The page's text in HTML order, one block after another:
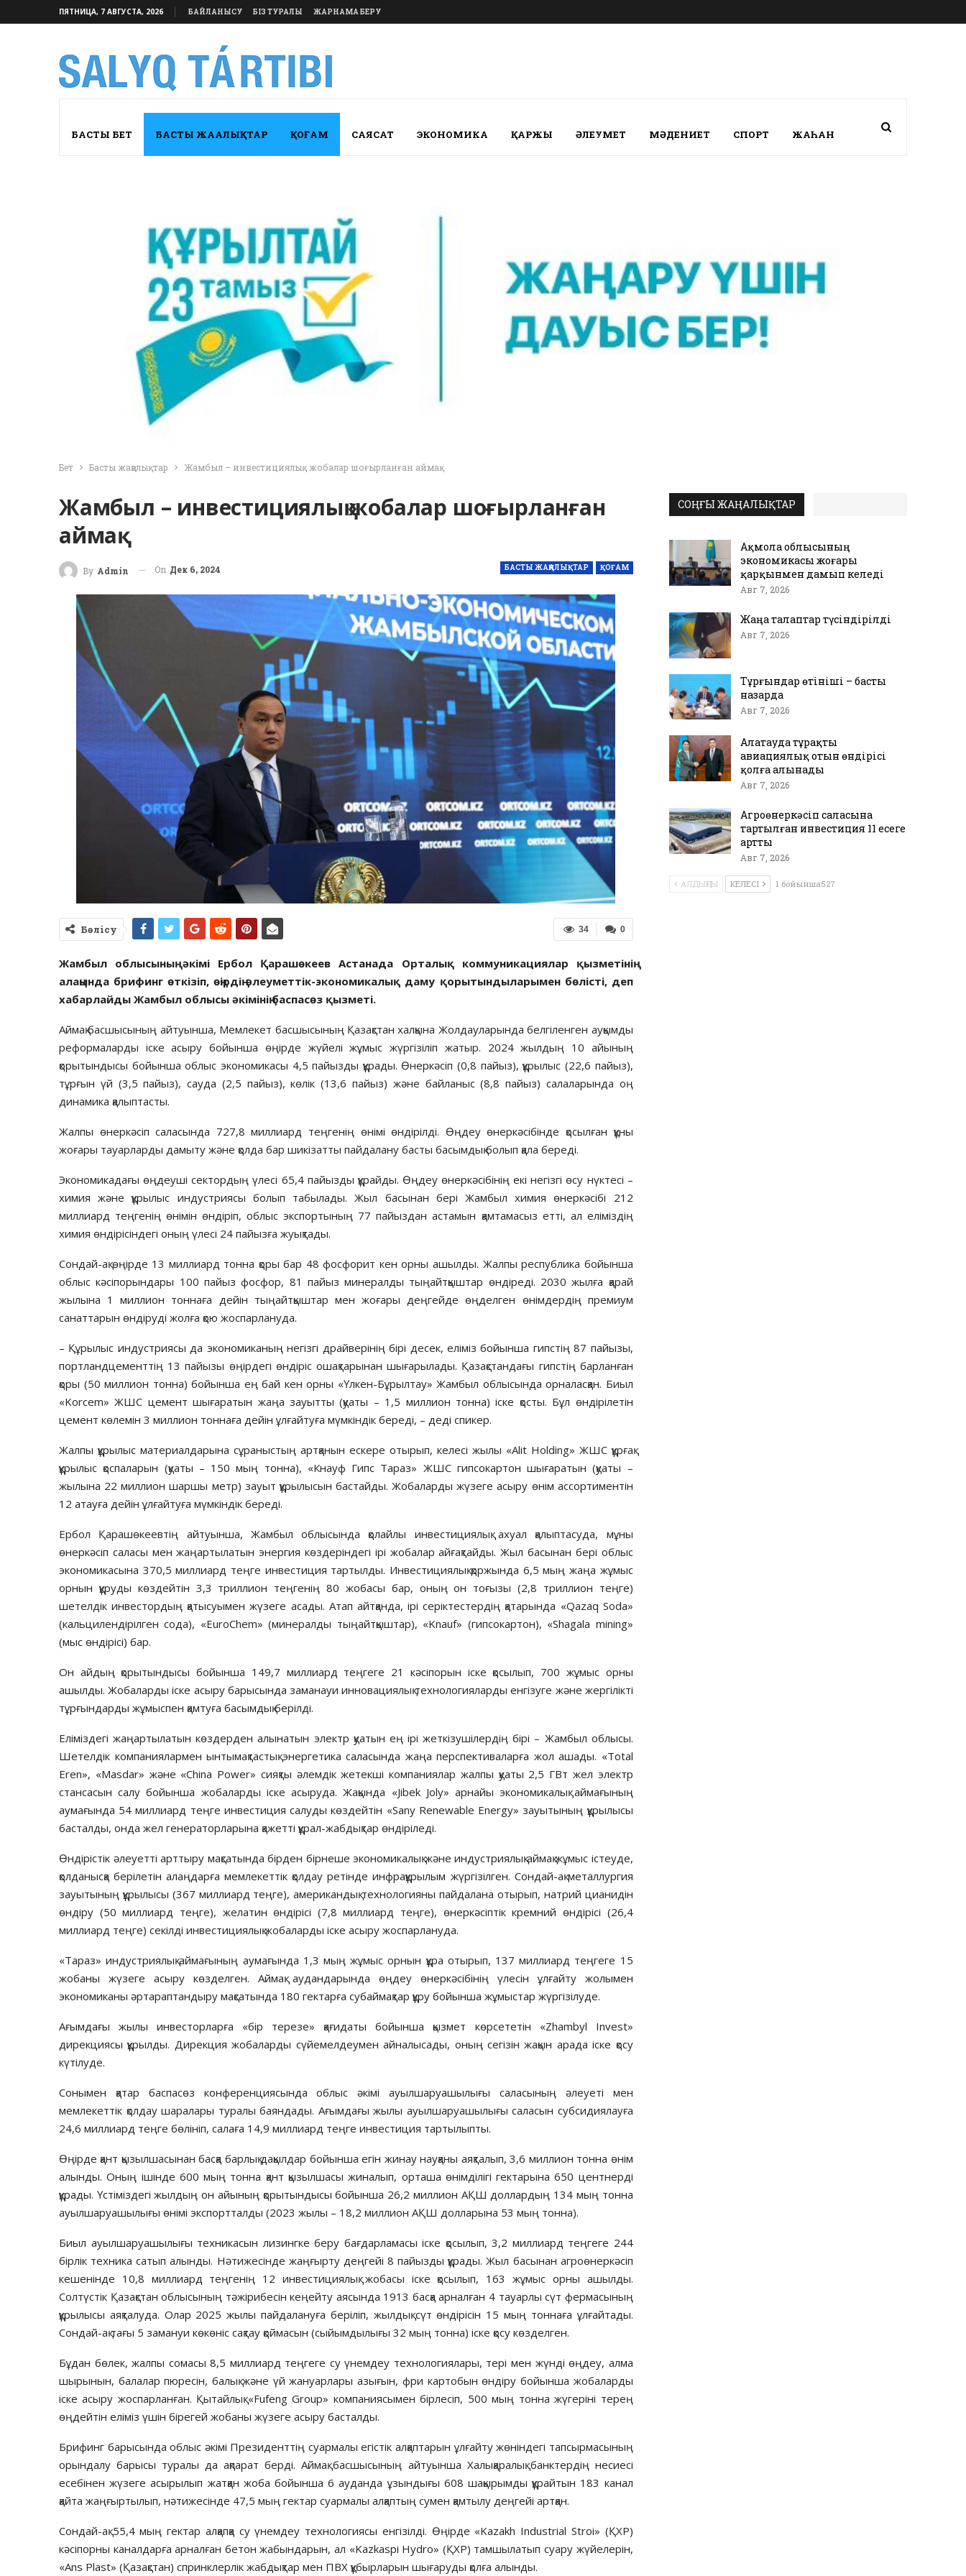
ПЯТНИЦА, 7 АВГУСТА, 2026 БАЙЛАНЫСУ БІЗ ТУРАЛЫ ЖАРНАМА БЕРУ
БАСТЫ БЕТ БАСТЫ ЖАҢАЛЫҚТАР ҚОҒАМ САЯСАТ ЭКОНОМИКА ҚАРЖЫ ӘЛЕУМЕТ МӘДЕНИЕТ СПОРТ ЖАҺАН
Бет Басты жаңалықтар Жамбыл – инвестициялық жобалар шоғырланған аймақ
Жамбыл – инвестициялық жобалар шоғырланған
аймақ
БАСТЫ ЖАҢАЛЫҚТАР ҚОҒАМ
By Admin On Дек 6, 2024
0
34
Бөлісу
Жамбыл облысының әкімі Ербол Қарашөкеев Астанада Орталық коммуникациялар қызметінің
алаңында брифинг өткізіп, өңірдің әлеуметтік-экономикалық даму қорытындыларымен бөлісті, деп
хабарлайды Жамбыл облысы әкімінің баспасөз қызметі.
Аймақ басшысының айтуынша, Мемлекет басшысының Қазақстан халқына Жолдауларында белгіленген ауқымды
реформаларды іске асыру бойынша өңірде жүйелі жұмыс жүргізіліп жатыр. 2024 жылдың 10 айының
қорытындысы бойынша облыс экономикасы 4,5 пайызды құрады. Өнеркәсіп (0,8 пайыз), құрылыс (22,6 пайыз),
тұрғын үй (3,5 пайыз), сауда (2,5 пайыз), көлік (13,6 пайыз) және байланыс (8,8 пайыз) салаларында оң
динамика қалыптасты.
Жалпы өнеркәсіп саласында 727,8 миллиард теңгенің өнімі өндірілді. Өңдеу өнеркәсібінде қосылған құны
жоғары тауарларды дамыту және қолда бар шикізатты пайдалану басты басымдық болып қала береді.
Экономикадағы өңдеуші сектордың үлесі 65,4 пайызды құрайды. Өңдеу өнеркәсібінің екі негізгі өсу нүктесі –
химия және құрылыс индустриясы болып табылады. Жыл басынан бері Жамбыл химия өнеркәсібі 212
миллиард теңгенің өнімін өндіріп, облыс экспортының 77 пайыздан астамын қамтамасыз етті, ал еліміздің
химия өндірісіндегі оның үлесі 24 пайызға жуықтады.
Сондай-ақ өңірде 13 миллиард тонна қоры бар 48 фосфорит кен орны ашылды. Жалпы республика бойынша
облыс кәсіпорындары 100 пайыз фосфор, 81 пайыз минералды тыңайтқыштар өндіреді. 2030 жылға қарай
жылына 1 миллион тоннаға дейін тыңайтқыштар мен жоғары деңгейде өңделген өнімдердің премиум
санаттарын өндіруді жолға қою жоспарлануда.
– Құрылыс индустриясы да экономиканың негізгі драйверінің бірі десек, еліміз бойынша гипстің 87 пайызы,
портландцементтің 13 пайызы өңірдегі өндіріс ошақтарынан шығарылады. Қазақстандағы гипстің барланған
қоры (50 миллион тонна) бойынша ең бай кен орны «Үлкен-Бұрылтау» Жамбыл облысында орналасқан. Биыл
«Korcem» ЖШС цемент шығаратын жаңа зауытты (қуаты – 1,5 миллион тонна) іске қосты. Бұл өндірілетін
цемент көлемін 3 миллион тоннаға дейін ұлғайтуға мүмкіндік береді, – деді спикер.
Жалпы құрылыс материалдарына сұраныстың артқанын ескере отырып, келесі жылы «Alit Holding» ЖШС құрғақ
құрылыс қоспаларын (қуаты – 150 мың тонна), «Кнауф Гипс Тараз» ЖШС гипсокартон шығаратын (қуаты –
жылына 22 миллион шаршы метр) зауыт құрылысын бастайды. Жобаларды жүзеге асыру өнім ассортиментін
12 атауға дейін ұлғайтуға мүмкіндік береді.
Ербол Қарашөкеевтің айтуынша, Жамбыл облысында қолайлы инвестициялық ахуал қалыптасуда, мұны
өнеркәсіп саласы мен жаңартылатын энергия көздеріндегі ірі жобалар айғақтайды. Жыл басынан бері облыс
экономикасына 370,5 миллиард теңге инвестиция тартылды. Инвестициялық қоржында 6,5 мың жаңа жұмыс
орнын құруды көздейтін 3,3 триллион теңгенің 80 жобасы бар, оның он тоғызы (2,8 триллион теңге)
шетелдік инвестордың қатысуымен жүзеге асады. Атап айтқанда, ірі серіктестердің қатарында «Qazaq Soda»
(кальцилендірілген сода), «EuroChem» (минералды тыңайтқыштар), «Knauf» (гипсокартон), «Shagala mining»
(мыс өндірісі) бар.
Он айдың қорытындысы бойынша 149,7 миллиард теңгеге 21 кәсіпорын іске қосылып, 700 жұмыс орны
ашылды. Жобаларды іске асыру барысында заманауи инновациялық технологияларды енгізуге және жергілікті
тұрғындарды жұмыспен қамтуға басымдық берілді.
Еліміздегі жаңартылатын көздерден алынатын электр қуатын ең ірі жеткізушілердің бірі – Жамбыл облысы.
Шетелдік компаниялармен ынтымақтастық энергетика саласында жаңа перспективаларға жол ашады. «Total
Eren», «Masdar» және «China Power» сияқты әлемдік жетекші компаниялар жалпы қуаты 2,5 ГВт жел электр
стансасын салу бойынша жобаларды іске асыруда. Жақында «Jibek Joly» арнайы экономикалық аймағының
аумағында 54 миллиард теңге инвестиция салуды көздейтін «Sаny Renewable Energy» зауытының құрылысы
басталды, онда жел генераторларына қажетті құрал-жабдықтар өндіріледі.
Өндірістік әлеуетті арттыру мақсатында бірден бірнеше экономикалық және индустриялық аймақ жұмыс істеуде,
қолданысқа берілетін алаңдарға мемлекеттік қолдау ретінде инфрақұрылым жүргізілген. Сондай-ақ металлургия
зауытының құрылысы (367 миллиард теңге), американдық технологияны пайдалана отырып, натрий цианидін
өндіру (50 миллиард теңге), желатин өндірісі (7,8 миллиард теңге), өнеркәсіптік кремний өндірісі (26,4
миллиард теңге) секілді инвестициялық жобаларды іске асыру жоспарлануда.
«Тараз» индустриялық аймағының аумағында 1,3 мың жұмыс орнын құра отырып, 137 миллиард теңгеге 15
жобаны жүзеге асыру көзделген. Аймақ аудандарында өңдеу өнеркәсібінің үлесін ұлғайту жолымен
экономиканы әртараптандыру мақсатында 180 гектарға субаймақтар құру бойынша жұмыстар жүргізілуде.
Ағымдағы жылы инвесторларға «бір терезе» қағидаты бойынша қызмет көрсететін «Zhambyl Invest»
дирекциясы құрылды. Дирекция жобаларды сүйемелдеумен айналысады, оның сегізін жақын арада іске қосу
күтілуде.
Сонымен қатар баспасөз конференциясында облыс әкімі ауылшаруашылығы саласының әлеуеті мен
мемлекеттік қолдау шаралары туралы баяндады. Ағымдағы жылы ауылшаруашылығы саласын субсидиялауға
24,6 миллиард теңге бөлініп, салаға 14,9 миллиард теңге инвестиция тартылыпты.
Өңірде қант қызылшасынан басқа барлық дақылдар бойынша егін жинау науқаны аяқталып, 3,6 миллион тонна өнім
алынды. Оның ішінде 600 мың тонна қант қызылшасы жиналып, орташа өнімділігі гектарына 650 центнерді
құрады. Үстіміздегі жылдың он айының қорытындысы бойынша 26,2 миллион АҚШ доллардың 134 мың тонна
ауылшаруашылығы өнімі экспортталды (2023 жылы – 18,2 миллион АҚШ долларына 53 мың тонна).
Биыл ауылшаруашылығы техникасын лизингке беру бағдарламасы іске қосылып, 3,2 миллиард теңгеге 244
бірлік техника сатып алынды. Нәтижесінде жаңғырту деңгейі 8 пайызды құрады. Жыл басынан агроөнеркәсіп
кешенінде 10,8 миллиард теңгенің 12 инвестициялық жобасы іске қосылып, 163 жұмыс орны ашылды.
Солтүстік Қазақстан облысының тәжірибесін кеңейту аясында 1913 басқа арналған 4 тауарлы сүт фермасының
құрылысы аяқталуда. Олар 2025 жылы пайдалануға беріліп, жылдық сүт өндірісін 15 мың тоннаға ұлғайтады.
Сондай-ақ тағы 5 замануи көкөніс сақтау қоймасын (сыйымдылығы 32 мың тонна) іске қосу көзделген.
Бұдан бөлек, жалпы сомасы 8,5 миллиард теңгеге су үнемдеу технологиялары, тері мен жүнді өңдеу, алма
шырынын, балалар пюресін, балық және үй жануарлары азығын, фри картобын өндіру бойынша жобаларды
іске асыру жоспарланған. Қытайлық «Fufeng Group» компаниясымен бірлесіп, 500 мың тонна жүгеріні терең
өңдейтін еліміз үшін бірегей жобаны жүзеге асыру басталды.
Брифинг барысында облыс әкімі Президенттің суармалы егістік алқаптарын ұлғайту жөніндегі тапсырмасының
орындалу барысы туралы да ақпарат берді. Аймақ басшысының айтуынша Халықаралық банктердің несиесі
есебінен жүзеге асырылып жатқан жоба бойынша 6 ауданда ұзындығы 608 шақырымды құрайтын 183 канал
қайта жаңғыртылып, нәтижесінде 47,5 мың гектар суармалы алқаптың сумен қамтылу деңгейі артқан.
Сондай-ақ 55,4 мың гектар алқапқа су үнемдеу технологиясы енгізілді. Өңірде «Kazakh Industrial Stroi» (ҚХР)
кәсіпорны каналдарға арналған бетон жабындарын, ал «Kazkaspi Hydro» (ҚХР) тамшылатып суару жүйелерін,
«Ans Plast» (Қазақстан) спринклерлік жабдықтар мен ПВХ құбырларын шығаруды қолға алынды.
СОҢҒЫ ЖАҢАЛЫҚТАР
Ақмола облысының
экономикасы жоғары
қарқынмен дамып келеді
Авг 7, 2026
Жаңа талаптар түсіндірілді
Авг 7, 2026
Тұрғындар өтініші – басты
назарда
Авг 7, 2026
Алатауда тұрақты
авиациялық отын өндірісі
қолға алынады
Авг 7, 2026
Агроөнеркәсіп саласына
тартылған инвестиция 11 есеге
артты
Авг 7, 2026
АЛДЫҢҒЫ КЕЛЕСІ 1 бойынша527